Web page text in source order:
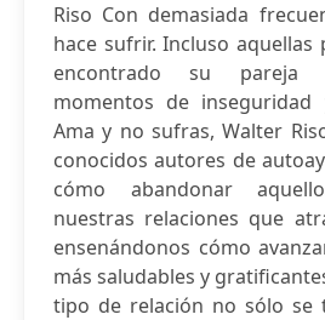
Riso Con demasiada
hace sufrir. Incluso aquellas
encontrado su pareja
momentos de
Ama y no sufras, Walter
conocidos autores de
cómo abandonar
nuestras relaciones que
ensenándonos cómo
más saludables y
tipo de relación no sólo se